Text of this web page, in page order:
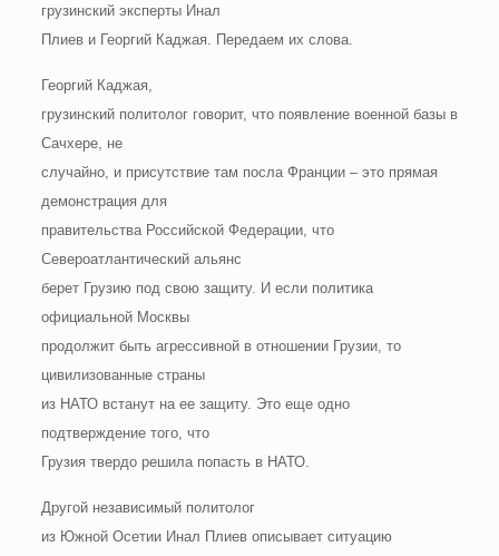
грузинский эксперты Инал
Плиев и Георгий Каджая. Передаем их слова.
Георгий Каджая,
грузинский политолог говорит, что появление военной базы в
Сачхере, не
случайно, и присутствие там посла Франции – это прямая
демонстрация для
правительства Российской Федерации, что
Североатлантический альянс
берет Грузию под свою защиту. И если политика
официальной Москвы
продолжит быть агрессивной в отношении Грузии, то
цивилизованные страны
из НАТО встанут на ее защиту. Это еще одно
подтверждение того, что
Грузия твердо решила попасть в НАТО.
Другой независимый политолог
из Южной Осетии Инал Плиев описывает ситуацию